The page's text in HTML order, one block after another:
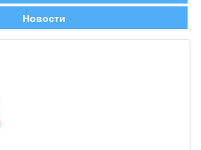
Новости